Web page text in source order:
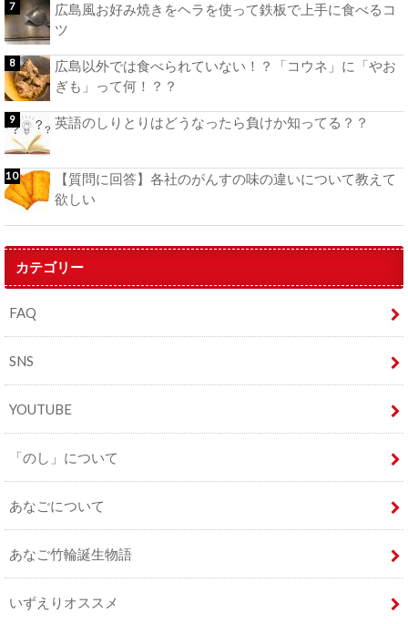
広島風お好み焼きをヘラを使って鉄板で上手に食べるコ
ツ
広島以外では食べられていない！？「コウネ」に「やお
ぎも」って何！？？
英語のしりとりはどうなったら負けか知ってる？？
【質問に回答】各社のがんすの味の違いについて教えて
欲しい
カテゴリー
FAQ
SNS
YOUTUBE
「のし」について
あなごについて
あなご竹輪誕生物語
いずえりオススメ